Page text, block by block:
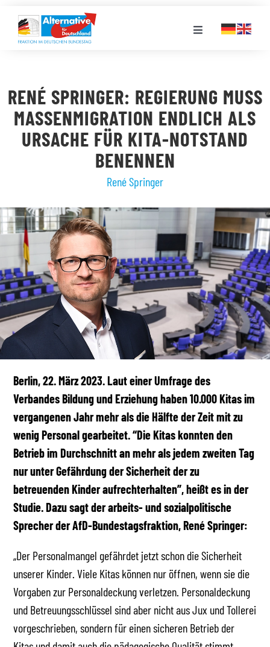
Inhalt
springen
Toggle
LANDESGRUPPEN
VERANSTALTUNGEN
STELLENPORTAL
MEDIATHEK
RENÉ SPRINGER: REGIERUNG MUSS
MASSENMIGRATION ENDLICH ALS
URSACHE FÜR KITA-NOTSTAND
BENENNEN
René Springer
Berlin, 22. März 2023. Laut einer Umfrage des
Verbandes Bildung und Erziehung haben 10.000 Kitas im
vergangenen Jahr mehr als die Hälfte der Zeit mit zu
wenig Personal gearbeitet. “Die Kitas konnten den
Betrieb im Durchschnitt an mehr als jedem zweiten Tag
nur unter Gefährdung der Sicherheit der zu
betreuenden Kinder aufrechterhalten”, heißt es in der
Studie. Dazu sagt der arbeits- und sozialpolitische
Sprecher der AfD-Bundestagsfraktion, René Springer:
„Der Personalmangel gefährdet jetzt schon die Sicherheit
unserer Kinder. Viele Kitas können nur öffnen, wenn sie die
Vorgaben zur Personaldeckung verletzen. Personaldeckung
und Betreuungsschlüssel sind aber nicht aus Jux und Tollerei
vorgeschrieben, sondern für einen sicheren Betrieb der